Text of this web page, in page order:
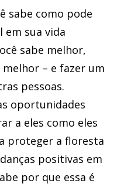
sabe como pode
sua vida
sabe melhor,
– e fazer um
pessoas.
oportunidades
a eles como eles
proteger a floresta
positivas em
por que essa é